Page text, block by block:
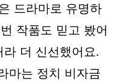
드라마로 유명하
작품도 믿고 봤어
더 신선했어요.
마는 정치 비자금